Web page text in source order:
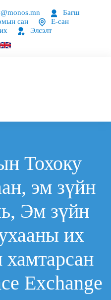
Багш
сан
Е-сан
Элсэлт
Тохоку
эм зүйн
Эм зүйн
их
хамтарсан
Exchange